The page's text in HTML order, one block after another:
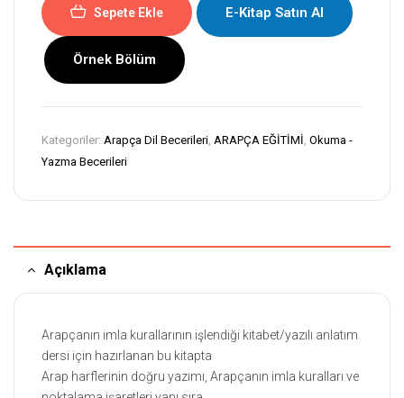
Sepete Ekle E-Kitap Satın Al
Örnek Bölüm
Kategoriler: Arapça Dil Becerileri, ARAPÇA EĞİTİMİ, Okuma -
Yazma Becerileri
Açıklama
Arapçanın imla kurallarının işlendiği kitabet/yazılı anlatım
dersi için hazırlanan bu kitapta
Arap harflerinin doğru yazımı, Arapçanın imla kuralları ve